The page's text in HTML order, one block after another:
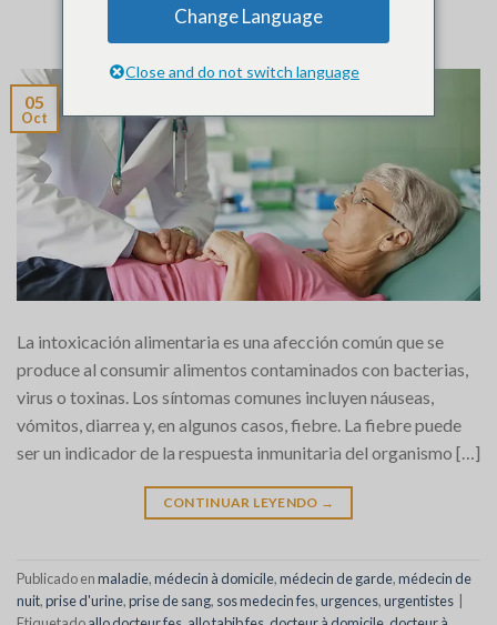
05
Oct
La intoxicación alimentaria es una afección común que se
produce al consumir alimentos contaminados con bacterias,
virus o toxinas. Los síntomas comunes incluyen náuseas,
vómitos, diarrea y, en algunos casos, fiebre. La fiebre puede
ser un indicador de la respuesta inmunitaria del organismo […]
CONTINUAR LEYENDO →
Publicado enmaladie,médecin à domicile,médecin de garde,médecin de
nuit,prise d'urine,prise de sang, sos medecin fes,urgences,urgentistes
Change Language
Close and do not switch language